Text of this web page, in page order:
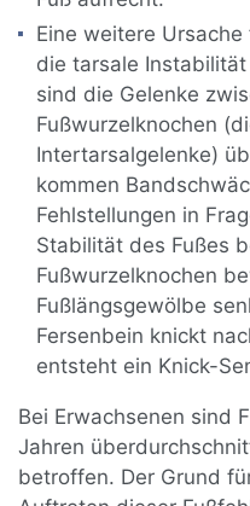
Eine weitere
die tarsale
sind die Gelenke
Fußwurzelknochen
Intertarsalgelenke)
kommen
Fehlstellungen in
Stabilität des Fußes
Fußwurzelknochen
Fußlängsgewölbe
Fersenbein knickt
entsteht ein Knick-
Bei Erwachsenen sind
Jahren
betroffen. Der Grund